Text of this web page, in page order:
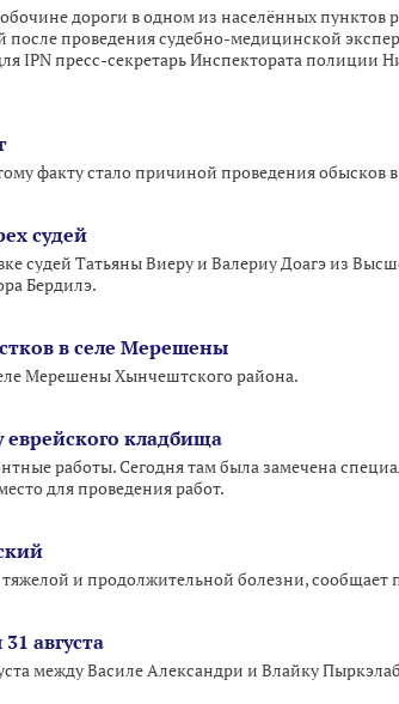
дороги в одном из населённых пунктов
проведения судебно-медицинской
IPN пресс-секретарь Инспектората полиции
факту стало причиной проведения обысков
судей
судей Татьяны Виеру и Валериу Доагэ из
Бердилэ.
в селе Мерешены
Мерешены Хынчештского района.
еврейского кладбища
работы. Сегодня там была замечена
для проведения работ.
и продолжительной болезни, сообщает
августа
между Василе Александри и Влайку